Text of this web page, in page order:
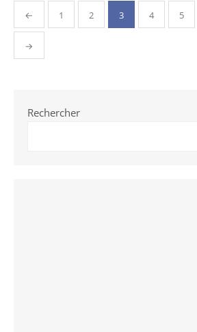
Pagination
des
publications
← 1 2 3 4 5
→
Rechercher